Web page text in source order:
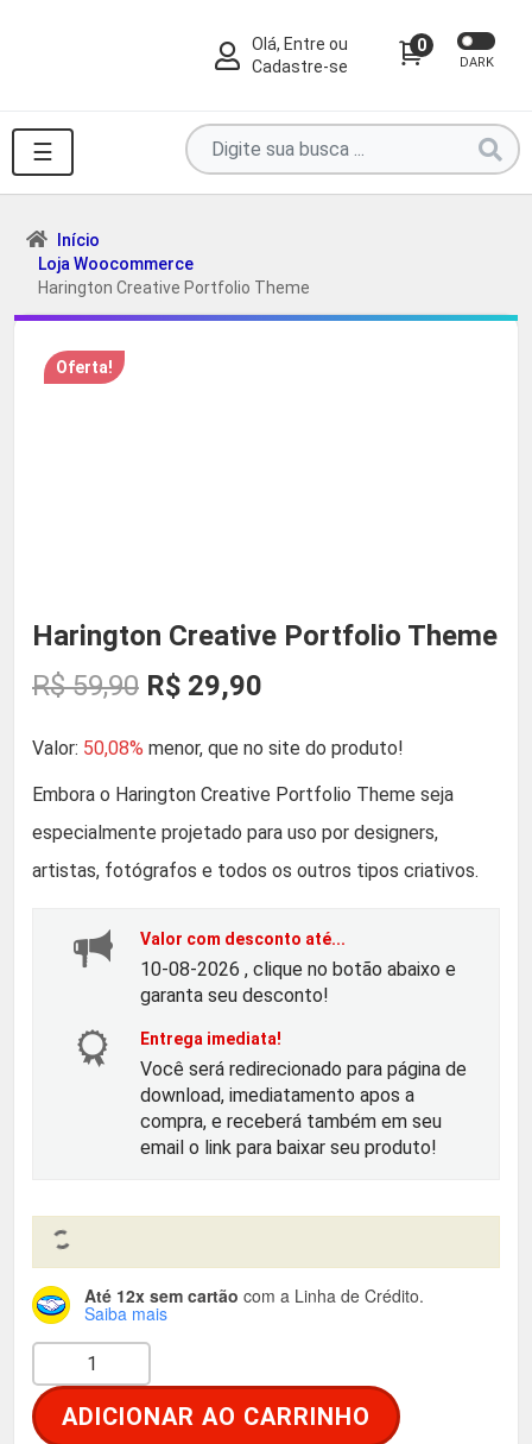
Olá, Entre ou
Cadastre-se
0
DARK
☰
Pesquise
por
produtos
...
Início
Loja Woocommerce
Harington Creative Portfolio Theme
Oferta!
Harington Creative Portfolio Theme
R$59,90 O
p
r
o
o
r
i
n
l
R$ 29,90
p
r
o
a
t
u
é
R
Valor: 50,08% menor, que no site do produto!
Embora o Harington Creative Portfolio Theme seja
especialmente projetado para uso por designers,
artistas, fotógrafos e todos os outros tipos criativos.
Valor com desconto até...
10-08-2026 , clique no botão abaixo e
garanta seu desconto!
Entrega imediata!
Você será redirecionado para página de
download, imediatamento apos a
compra, e receberá também em seu
email o link para baixar seu produto!
Até 12x sem cartão com a Linha de Crédito.
Saiba mais
a
r
ADICIONAR AO CARRINHO